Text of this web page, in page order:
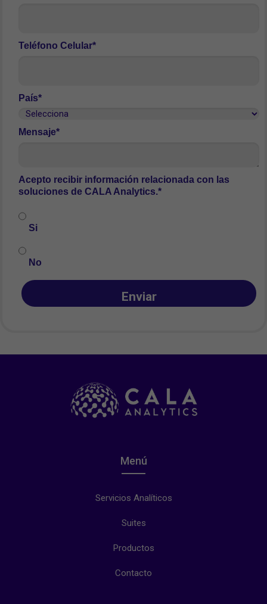
Teléfono Celular*
País*
Mensaje*
Acepto recibir información relacionada con las
soluciones de CALA Analytics.*
Si
No
Enviar
Menú
Servicios Analíticos
Suites
Productos
Contacto